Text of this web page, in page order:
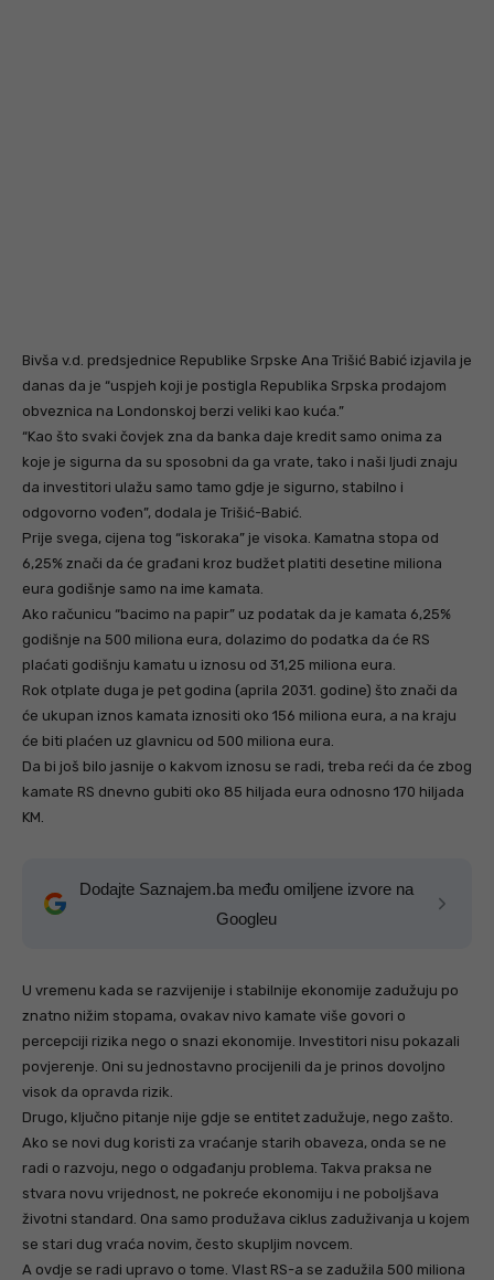
Bivša v.d. predsjednice Republike Srpske Ana Trišić Babić izjavila je
danas da je “uspjeh koji je postigla Republika Srpska prodajom
obveznica na Londonskoj berzi veliki kao kuća.”
“Kao što svaki čovjek zna da banka daje kredit samo onima za
koje je sigurna da su sposobni da ga vrate, tako i naši ljudi znaju
da investitori ulažu samo tamo gdje je sigurno, stabilno i
odgovorno vođen”, dodala je Trišić-Babić.
Prije svega, cijena tog “iskoraka” je visoka. Kamatna stopa od
6,25% znači da će građani kroz budžet platiti desetine miliona
eura godišnje samo na ime kamata.
Ako računicu “bacimo na papir” uz podatak da je kamata 6,25%
godišnje na 500 miliona eura, dolazimo do podatka da će RS
plaćati godišnju kamatu u iznosu od 31,25 miliona eura.
Rok otplate duga je pet godina (aprila 2031. godine) što znači da
će ukupan iznos kamata iznositi oko 156 miliona eura, a na kraju
će biti plaćen uz glavnicu od 500 miliona eura.
Da bi još bilo jasnije o kakvom iznosu se radi, treba reći da će zbog
kamate RS dnevno gubiti oko 85 hiljada eura odnosno 170 hiljada
KM.
Dodajte Saznajem.ba među omiljene izvore na
Googleu
U vremenu kada se razvijenije i stabilnije ekonomije zadužuju po
znatno nižim stopama, ovakav nivo kamate više govori o
percepciji rizika nego o snazi ekonomije. Investitori nisu pokazali
povjerenje. Oni su jednostavno procijenili da je prinos dovoljno
visok da opravda rizik.
Drugo, ključno pitanje nije gdje se entitet zadužuje, nego zašto.
Ako se novi dug koristi za vraćanje starih obaveza, onda se ne
radi o razvoju, nego o odgađanju problema. Takva praksa ne
stvara novu vrijednost, ne pokreće ekonomiju i ne poboljšava
životni standard. Ona samo produžava ciklus zaduživanja u kojem
se stari dug vraća novim, često skupljim novcem.
A ovdje se radi upravo o tome. Vlast RS-a se zadužila 500 miliona